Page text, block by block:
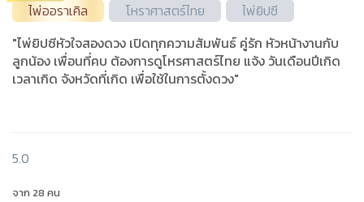
ไพ่ออราเคิล โหราศาสตร์ไทย
ไพ่ยิปซี
"ไพ่ยิปซีหัวใจสองดวง เปิดทุกความสัมพันธ์ คู่รัก หัวหน้างานกับ
ลูกน้อง เพื่อนที่คบ ต้องการดูโหรศาสตร์ไทย แจ้ง วันเดือนปีเกิด
เวลาเกิด จังหวัดที่เกิด เพื่อใช้ในการตั้งดวง"
5.0
จาก 28 คน